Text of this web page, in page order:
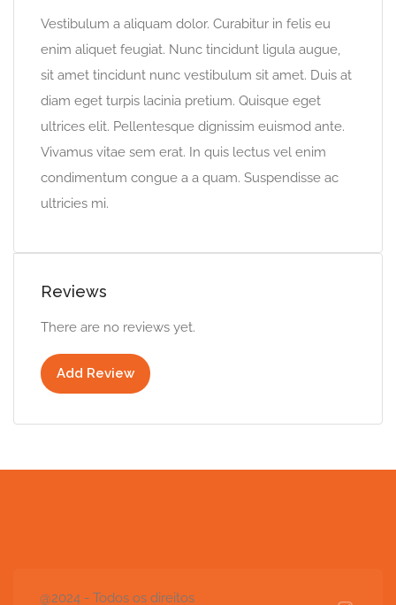
Vestibulum a aliquam dolor. Curabitur in felis eu
enim aliquet feugiat. Nunc tincidunt ligula augue,
sit amet tincidunt nunc vestibulum sit amet. Duis at
diam eget turpis lacinia pretium. Quisque eget
ultrices elit. Pellentesque dignissim euismod ante.
Vivamus vitae sem erat. In quis lectus vel enim
condimentum congue a a quam. Suspendisse ac
ultricies mi.
Reviews
There are no reviews yet.
Add Review
@2024 - Todos os direitos